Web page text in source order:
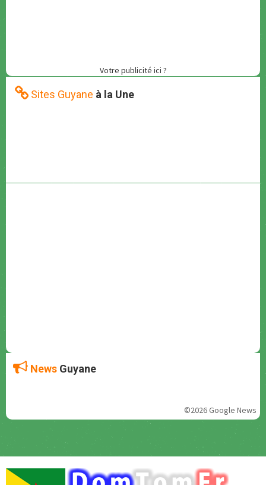
Votre publicité ici ?
Sites Guyane à la Une
News Guyane
©2026 Google News